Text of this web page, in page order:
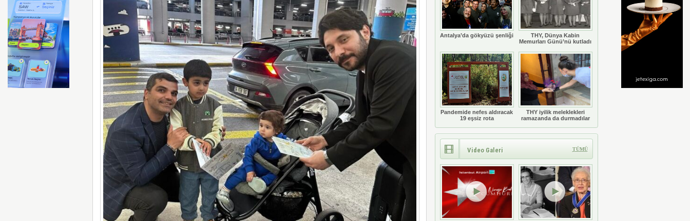
Antalya’da gökyüzü şenliği
THY, Dünya Kabin
Memurları Günü’nü kutladı
Pandemide nefes aldıracak
19 eşsiz rota
THY iyilik meleklekleri
ramazanda da durmadılar
Video Galeri TÜMÜ